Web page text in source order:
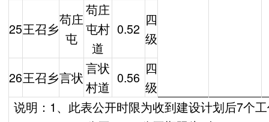
25王召乡
苟庄
屯
苟庄
屯村
道
0.52
四
级
26王召乡言状
言状
村道
0.56
四
级
说明：1、此表公开时限为收到建设计划后7个